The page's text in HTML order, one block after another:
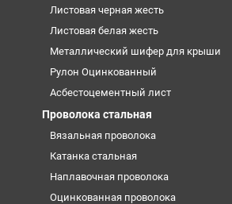
Листовая черная жесть
Листовая белая жесть
Металлический шифер для крыши
Рулон Оцинкованный
Асбестоцементный лист
Проволока стальная
Вязальная проволока
Катанка стальная
Наплавочная проволока
Оцинкованная проволока